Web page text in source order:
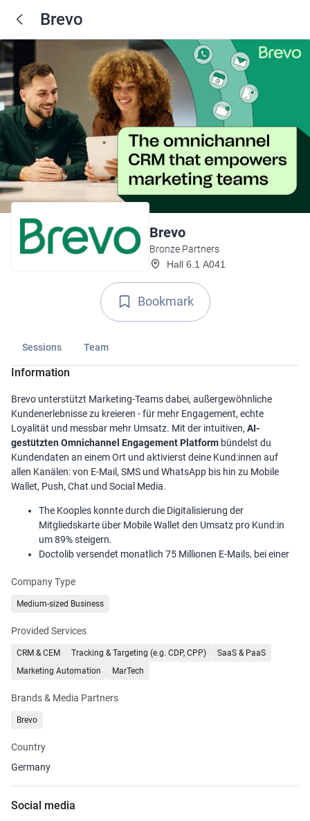
Brevo
Brevo
Bronze Partners
Hall 6.1 A041
Bookmark
Sessions Team
Information
Brevo unterstützt Marketing-Teams dabei, außergewöhnliche
Kundenerlebnisse zu kreieren - für mehr Engagement, echte
Loyalität und messbar mehr Umsatz. Mit der intuitiven, AI-
gestützten Omnichannel Engagement Platform bündelst du
Kundendaten an einem Ort und aktivierst deine Kund:innen auf
allen Kanälen: von E-Mail, SMS und WhatsApp bis hin zu Mobile
Wallet, Push, Chat und Social Media.
The Kooples konnte durch die Digitalisierung der
Mitgliedskarte über Mobile Wallet den Umsatz pro Kund:in
um 89% steigern.
Doctolib versendet monatlich 75 Millionen E-Mails, bei einer
Promod konnte durch automatisierte Push-
Benachrichtigungen 9 % der abgebrochenen Warenkörbe
Oliviers & Co steigerte den Web-Umsatz um 14 % durch
Und das sind nur einige von vielen Erfolgsgeschichten.
BORA, Transavia, ShopApotheke und Carrefour - setzen auf die
zuverlässige Technologie von Brevo, um außergewöhnliche
zu steigern.
Company Type
Medium-sized Business
Provided Services
CRM & CEM Tracking & Targeting (e.g. CDP, CPP)
SaaS & PaaS
Marketing Automation
MarTech
Brands & Media Partners
Brevo
Country
Germany
Social media